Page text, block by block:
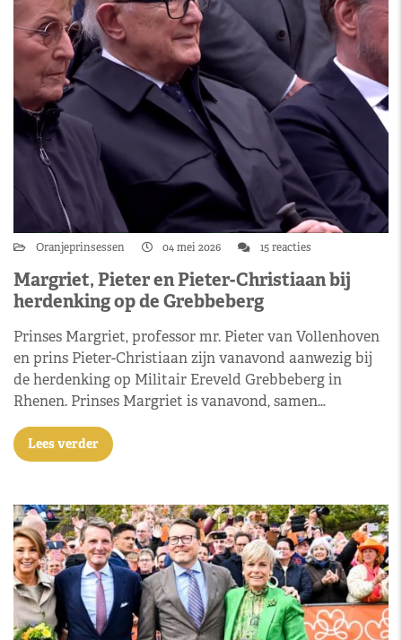
Oranjeprinsessen 04 mei 2026 15 reacties
Margriet, Pieter en Pieter-Christiaan bij
herdenking op de Grebbeberg
Prinses Margriet, professor mr. Pieter van Vollenhoven
en prins Pieter-Christiaan zijn vanavond aanwezig bij
de herdenking op Militair Ereveld Grebbeberg in
Rhenen. Prinses Margriet is vanavond, samen…
Lees verder